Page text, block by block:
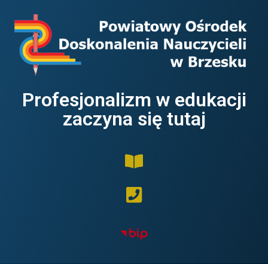
Profesjonalizm w edukacji
zaczyna się tutaj